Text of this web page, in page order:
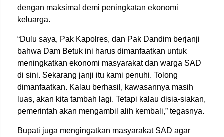
dengan maksimal demi peningkatan ekonomi
keluarga.
“Dulu saya, Pak Kapolres, dan Pak Dandim berjanji
bahwa Dam Betuk ini harus dimanfaatkan untuk
meningkatkan ekonomi masyarakat dan warga SAD
di sini. Sekarang janji itu kami penuhi. Tolong
dimanfaatkan. Kalau berhasil, kawasannya masih
luas, akan kita tambah lagi. Tetapi kalau disia-siakan,
pemerintah akan mengambil alih kembali,” tegasnya.
Bupati juga mengingatkan masyarakat SAD agar